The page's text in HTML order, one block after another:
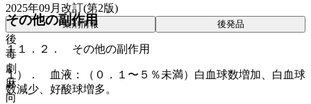
その他の副作用
１１．２． その他の副作用
１）． 血液：（０．１〜５％未満）白血球数増加、白血球
数減少、好酸球増多。
2025年09月改訂(第2版)
薬剤情報 後発品
後
毒
劇
麻
向